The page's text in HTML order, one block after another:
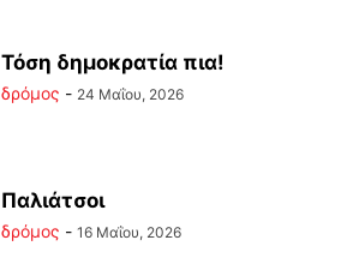
Τόση δημοκρατία πια!
δρόμος - 24 Μαΐου, 2026
Παλιάτσοι
δρόμος - 16 Μαΐου, 2026